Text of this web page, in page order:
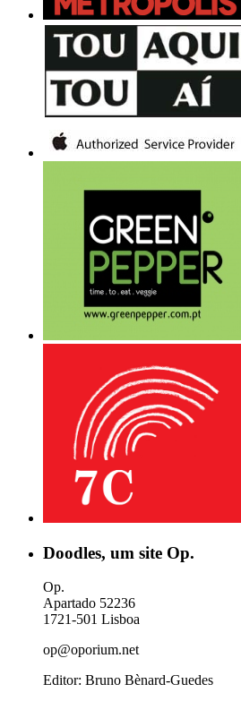
Doodles, um site Op.
Op.
Apartado 52236
1721-501 Lisboa
op@oporium.net
Editor: Bruno Bènard-Guedes